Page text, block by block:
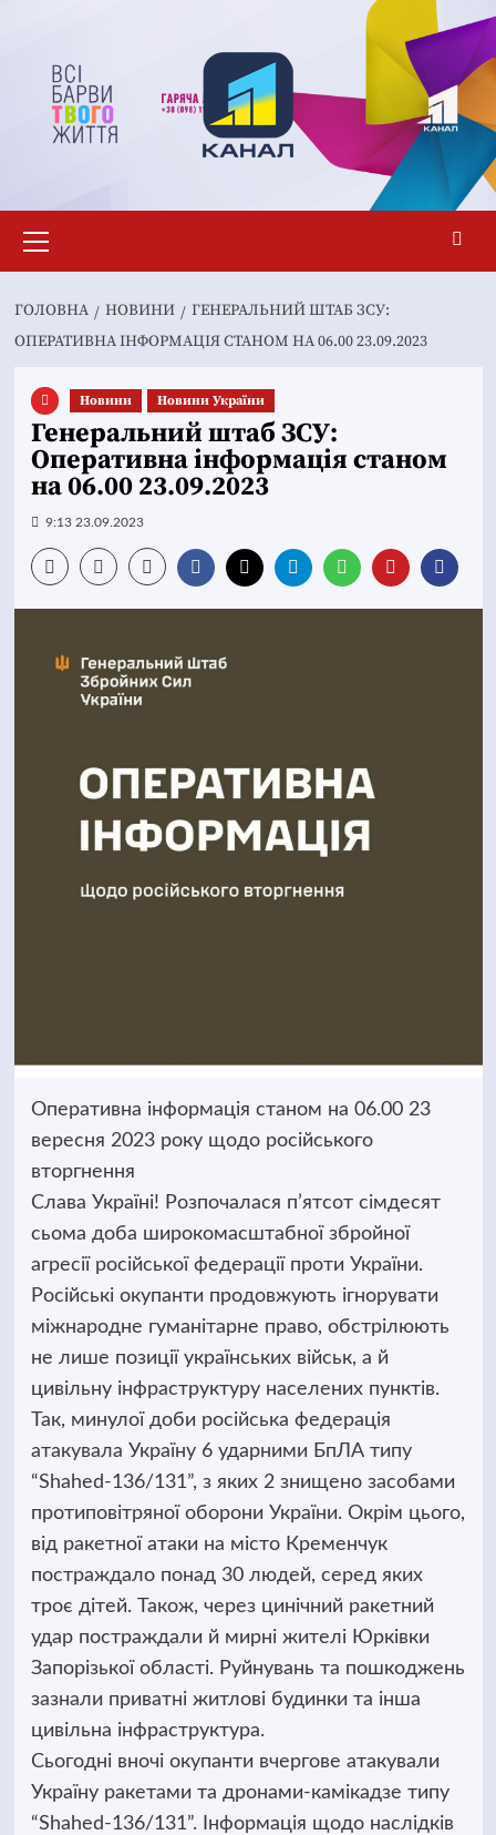
вмісту
меню
ГОЛОВНА НОВИНИ
ГЕНЕРАЛЬНИЙ ШТАБ ЗСУ:
ОПЕРАТИВНА ІНФОРМАЦІЯ СТАНОМ НА 06.00 23.09.2023
Новини Новини України
Генеральний штаб ЗСУ:
Оперативна інформація станом
на 06.00 23.09.2023
9:13 23.09.2023
Оперативна інформація станом на 06.00 23
вересня 2023 року щодо російського
вторгнення
Слава Україні! Розпочалася п’ятсот сімдесят
сьома доба широкомасштабної збройної
агресії російської федерації проти України.
Російські окупанти продовжують ігнорувати
міжнародне гуманітарне право, обстрілюють
не лише позиції українських військ, а й
цивільну інфраструктуру населених пунктів.
Так, минулої доби російська федерація
атакувала Україну 6 ударними БпЛА типу
“Shahed-136/131”, з яких 2 знищено засобами
протиповітряної оборони України. Окрім цього,
від ракетної атаки на місто Кременчук
постраждало понад 30 людей, серед яких
троє дітей. Також, через цинічний ракетний
удар постраждали й мирні жителі Юрківки
Запорізької області. Руйнувань та пошкоджень
зазнали приватні житлові будинки та інша
цивільна інфраструктура.
Сьогодні вночі окупанти вчергове атакували
Україну ракетами та дронами-камікадзе типу
“Shahed-136/131”. Інформація щодо наслідків